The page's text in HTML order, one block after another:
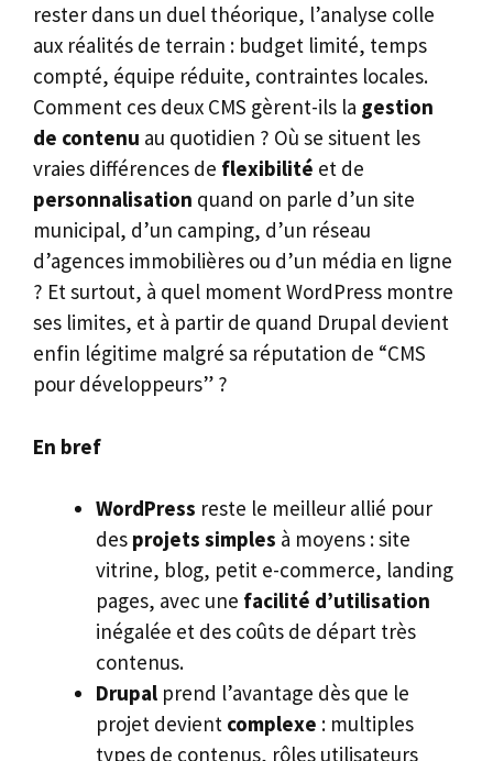
rester dans un duel théorique, l’analyse colle
aux réalités de terrain : budget limité, temps
compté, équipe réduite, contraintes locales.
Comment ces deux CMS gèrent-ils la gestion
de contenu au quotidien ? Où se situent les
vraies différences de flexibilité et de
personnalisation quand on parle d’un site
municipal, d’un camping, d’un réseau
d’agences immobilières ou d’un média en ligne
? Et surtout, à quel moment WordPress montre
ses limites, et à partir de quand Drupal devient
enfin légitime malgré sa réputation de “CMS
pour développeurs” ?
En bref
WordPress reste le meilleur allié pour
des projets simples à moyens : site
vitrine, blog, petit e-commerce, landing
pages, avec une facilité d’utilisation
inégalée et des coûts de départ très
contenus.
Drupal prend l’avantage dès que le
projet devient complexe : multiples
types de contenus, rôles utilisateurs